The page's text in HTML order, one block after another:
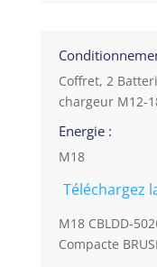
Coffret, 2
chargeur M12-
Energie :
M18
Téléchargez
M18 CBLDD-
Compacte